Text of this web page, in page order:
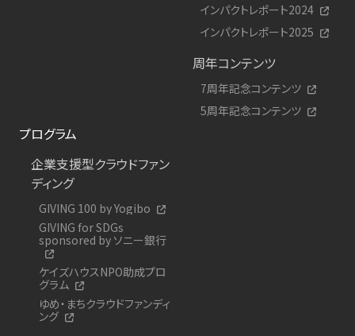
インパクトレポート2024
インパクトレポート2025
周年コンテンツ
7周年記念コンテンツ
5周年記念コンテンツ
プログラム
企業支援型クラウドファン
ディング
GIVING 100 by Yogibo
GIVING for SDGs
sponsored by ソニー銀行
ケイズハウスNPO助成プロ
グラム
ゆめ・まちクラウドファンディ
ング